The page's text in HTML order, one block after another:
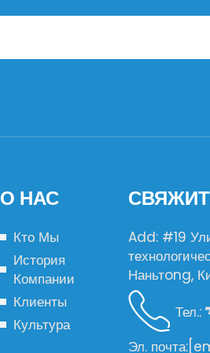
О НАС
Кто Мы
История
Компании
Клиенты
Культура
Add: #19
Наньтong,
Тел.:
Эл. почта: